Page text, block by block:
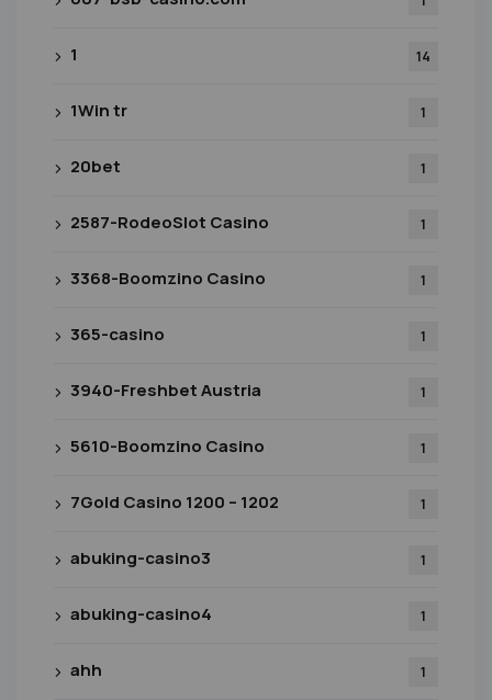
1 14
1Win tr 1
20bet 1
2587-RodeoSlot Casino 1
3368-Boomzino Casino 1
365-casino 1
3940-Freshbet Austria 1
5610-Boomzino Casino 1
7Gold Casino 1200 – 1202 1
abuking-casino3 1
abuking-casino4 1
ahh 1